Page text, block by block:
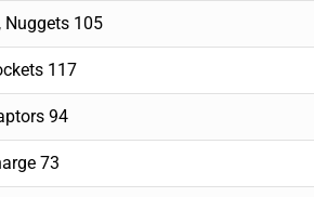
Nuggets 105
117
94
73